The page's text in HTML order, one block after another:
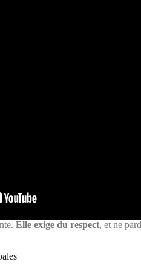
Elle exige du respect, et ne